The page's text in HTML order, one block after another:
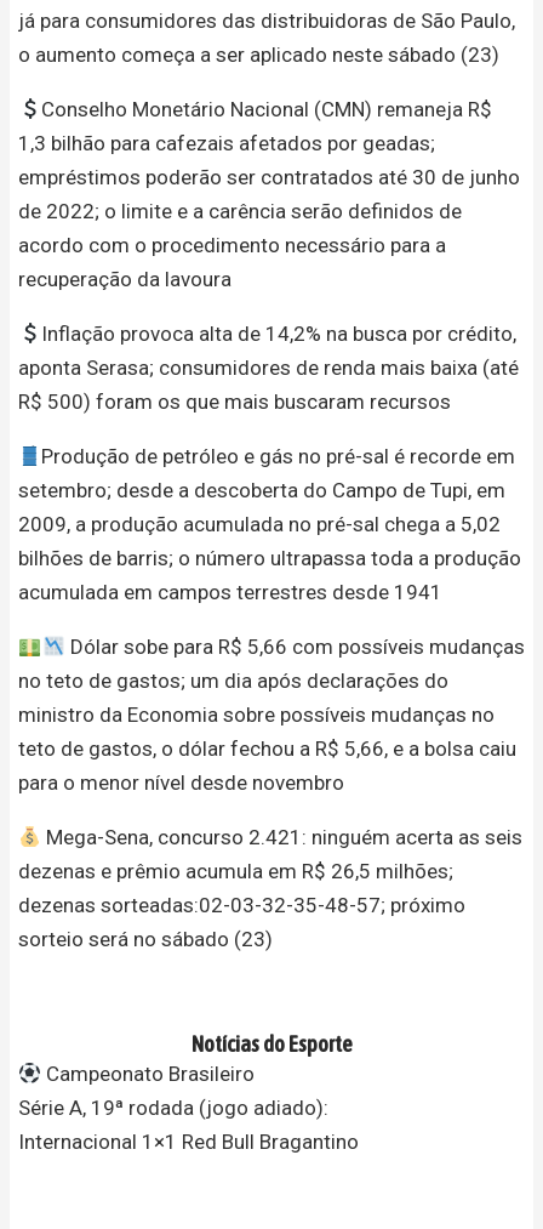
já para consumidores das distribuidoras de São Paulo,
o aumento começa a ser aplicado neste sábado (23)
Conselho Monetário Nacional (CMN) remaneja R$
1,3 bilhão para cafezais afetados por geadas;
empréstimos poderão ser contratados até 30 de junho
de 2022; o limite e a carência serão definidos de
acordo com o procedimento necessário para a
recuperação da lavoura
Inflação provoca alta de 14,2% na busca por crédito,
aponta Serasa; consumidores de renda mais baixa (até
R$ 500) foram os que mais buscaram recursos
Produção de petróleo e gás no pré-sal é recorde em
setembro; desde a descoberta do Campo de Tupi, em
2009, a produção acumulada no pré-sal chega a 5,02
bilhões de barris; o número ultrapassa toda a produção
acumulada em campos terrestres desde 1941
Dólar sobe para R$ 5,66 com possíveis mudanças
no teto de gastos; um dia após declarações do
ministro da Economia sobre possíveis mudanças no
teto de gastos, o dólar fechou a R$ 5,66, e a bolsa caiu
para o menor nível desde novembro
Mega-Sena, concurso 2.421: ninguém acerta as seis
dezenas e prêmio acumula em R$ 26,5 milhões;
dezenas sorteadas:02-03-32-35-48-57; próximo
sorteio será no sábado (23)
Notícias do Esporte
Campeonato Brasileiro
Série A, 19ª rodada (jogo adiado):
Internacional 1×1 Red Bull Bragantino